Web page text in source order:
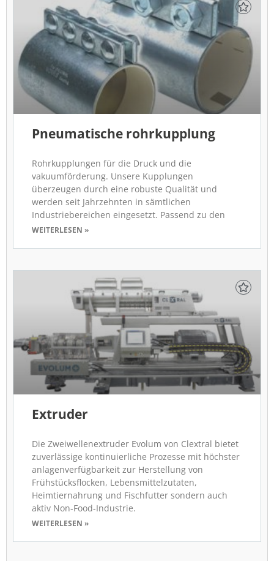
Pneumatische rohrkupplung
Rohrkupplungen für die Druck und die
vakuumförderung. Unsere Kupplungen
überzeugen durch eine robuste Qualität und
werden seit Jahrzehnten in sämtlichen
Industriebereichen eingesetzt. Passend zu den
WEITERLESEN »
Extruder
Die Zweiwellenextruder Evolum von Clextral bietet
zuverlässige kontinuierliche Prozesse mit höchster
anlagenverfügbarkeit zur Herstellung von
Frühstücksflocken, Lebensmittelzutaten,
Heimtiernahrung und Fischfutter sondern auch
aktiv Non-Food-Industrie.
WEITERLESEN »